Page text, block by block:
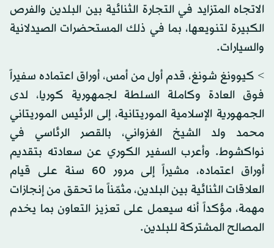
الاتجاه المتزايد في التجارة الثنائية بين البلدين والفرص
الكبيرة لتنويعها، بما في ذلك المستحضرات الصيدلانية
والسيارات.
> كيوونغ شونغ، قدم أول من أمس، أوراق اعتماده سفيراً
فوق العادة وكاملة السلطة لجمهورية كوريا، لدى
الجمهورية الإسلامية الموريتانية، إلى الرئيس الموريتاني
محمد ولد الشيخ الغزواني، بالقصر الرئاسي في
نواكشوط. وأعرب السفير الكوري عن سعادته بتقديم
أوراق اعتماده، مشيراً إلى مرور 60 سنة على قيام
العلاقات الثنائية بين البلدين، مثمّناً ما تحقق من إنجازات
مهمة، مؤكداً أنه سيعمل على تعزيز التعاون بما يخدم
المصالح المشتركة للبلدين.